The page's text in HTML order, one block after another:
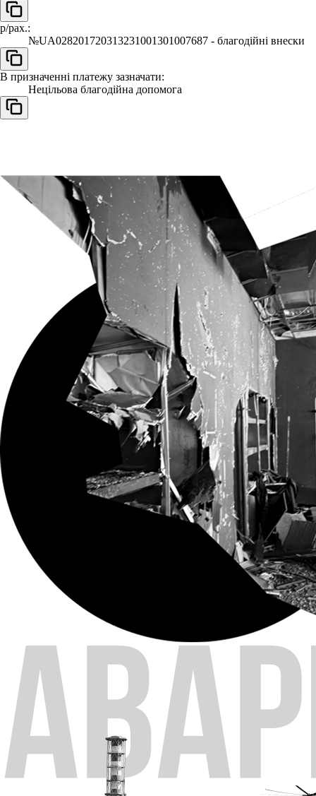
р/рах.:
№UA028201720313231001301007687 - благодійні внески
В призначенні платежу зазначати:
Нецільова благодійна допомога